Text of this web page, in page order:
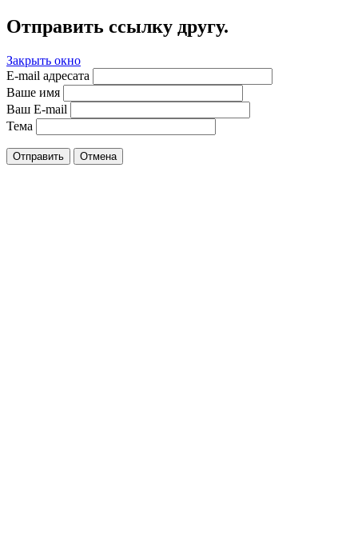
Отправить ссылку другу.
Закрыть окно
E-mail адресата
Ваше имя
Ваш E-mail
Тема
Отправить Отмена